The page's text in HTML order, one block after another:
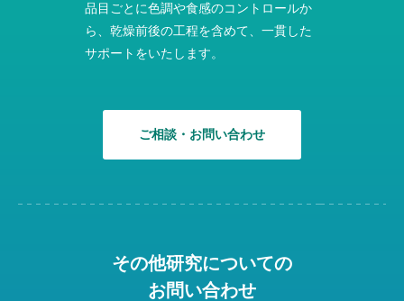
品目ごとに色調や食感のコントロールか
ら、乾燥前後の工程を含めて、一貫した
サポートをいたします。
ご相談・お問い合わせ
その他研究についての
お問い合わせ